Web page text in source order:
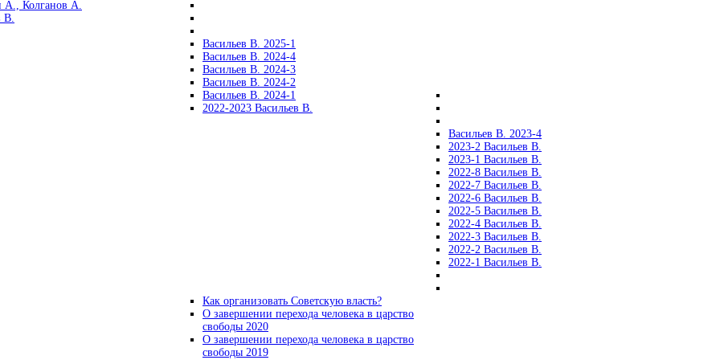
А., Колганов А.
В.
Васильев В. 2025-1
Васильев В. 2024-4
Васильев В. 2024-3
Васильев В. 2024-2
Васильев В. 2024-1
2022-2023 Васильев В.
Васильев В. 2023-4
2023-2 Васильев В.
2023-1 Васильев В.
2022-8 Васильев В.
2022-7 Васильев В.
2022-6 Васильев В.
2022-5 Васильев В.
2022-4 Васильев В.
2022-3 Васильев В.
2022-2 Васильев В.
2022-1 Васильев В.
Как организовать Советскую власть?
О завершении перехода человека в царство
свободы 2020
О завершении перехода человека в царство
свободы 2019